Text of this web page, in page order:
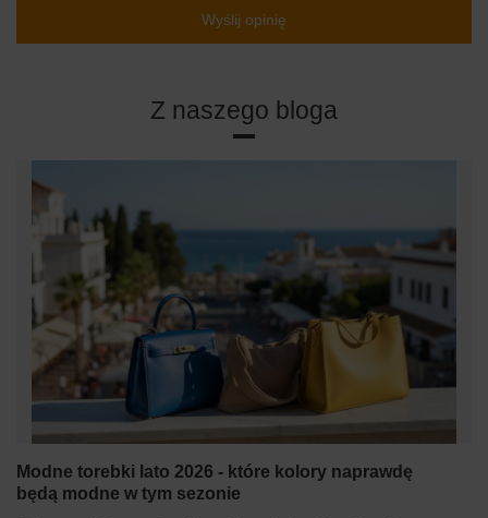
Wyślij opinię
Z naszego bloga
Modne torebki lato 2026 - które kolory naprawdę
będą modne w tym sezonie